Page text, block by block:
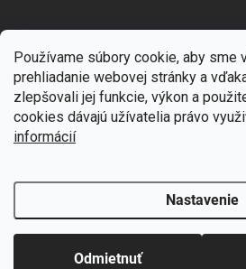
Používame súbory cookie, aby sme
prehliadanie webovej stránky a
zlepšovali jej funkcie, výkon a
cookies dávajú užívatelia právo
informácií
Nastavenie
Odmietnuť
Copyright 2026 mgmoda.sk . Všetky práva
🎁Získajte 7 % zľavu na
Prihláste sa k odberu noviniek
Chcem zľavu